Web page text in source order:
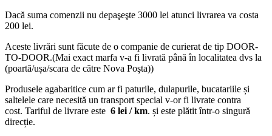
Dacă suma comenzii nu depaşeşte 3000 lei atunci livrarea va costa
200 lei.
Aceste livrări sunt făcute de o companie de curierat de tip DOOR-
TO-DOOR.(Mai exact marfa v-a fi livrată până în localitatea dvs la
(poartă/ușa/scara de către Nova Poşta))
Produsele agabaritice cum ar fi paturile, dulapurile, bucatariile și
saltelele care necesită un transport special v-or fi livrate contra
cost. Tariful de livrare este 6 lei / km. și este plătit într-o singură
direcție.